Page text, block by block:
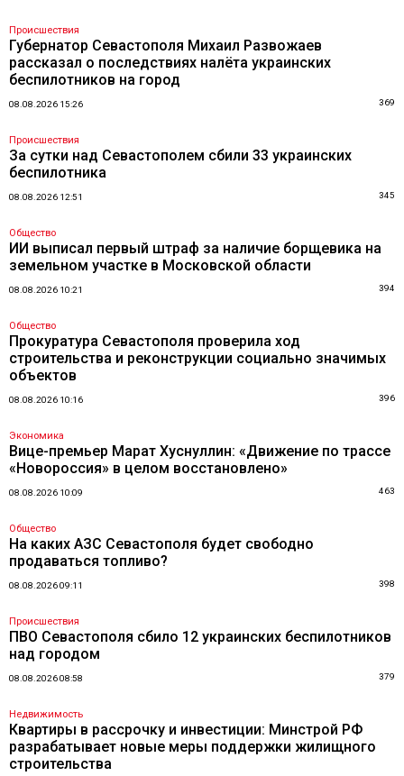
Происшествия
Губернатор Севастополя Михаил Развожаев
рассказал о последствиях налёта украинских
беспилотников на город
08.08.2026 15:26 369
Происшествия
За сутки над Севастополем сбили 33 украинских
беспилотника
08.08.2026 12:51 345
Общество
ИИ выписал первый штраф за наличие борщевика на
земельном участке в Московской области
08.08.2026 10:21 394
Общество
Прокуратура Севастополя проверила ход
строительства и реконструкции социально значимых
объектов
08.08.2026 10:16 396
Экономика
Вице-премьер Марат Хуснуллин: «Движение по трассе
«Новороссия» в целом восстановлено»
08.08.2026 10:09 463
Общество
На каких АЗС Севастополя будет свободно
продаваться топливо?
08.08.2026 09:11 398
Происшествия
ПВО Севастополя сбило 12 украинских беспилотников
над городом
08.08.2026 08:58 379
Недвижимость
Квартиры в рассрочку и инвестиции: Минстрой РФ
разрабатывает новые меры поддержки жилищного
строительства